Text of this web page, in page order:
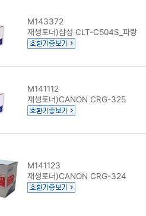
M143372
재생토너)삼성 CLT-C504S_파랑
M141112
재생토너)CANON CRG-325
M141123
재생토너)CANON CRG-324